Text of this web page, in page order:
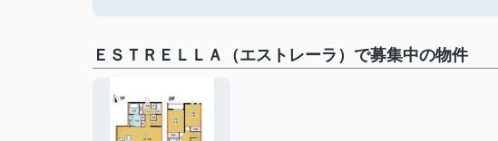
ＥＳＴＲＥＬＬＡ（エストレーラ）で募集中の物件